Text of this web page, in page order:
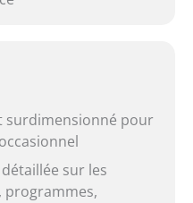
pour
sur les
programmes,